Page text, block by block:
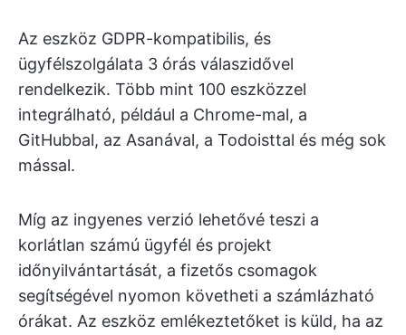
Az eszköz GDPR-kompatibilis, és
ügyfélszolgálata 3 órás válaszidővel
rendelkezik. Több mint 100 eszközzel
integrálható, például a Chrome-mal, a
GitHubbal, az Asanával, a Todoisttal és még sok
mással.
Míg az ingyenes verzió lehetővé teszi a
korlátlan számú ügyfél és projekt
időnyilvántartását, a fizetős csomagok
segítségével nyomon követheti a számlázható
órákat. Az eszköz emlékeztetőket is küld, ha az